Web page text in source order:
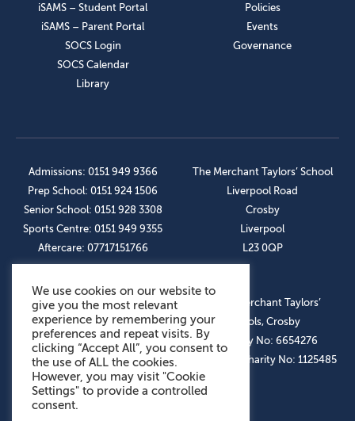
iSAMS – Student Portal
iSAMS – Parent Portal
SOCS Login
SOCS Calendar
Library
Policies
Events
Governance
Admissions: 0151 949 9366
Prep School: 0151 924 1506
Senior School: 0151 928 3308
Sports Centre: 0151 949 9355
Aftercare: 07717151766
The Merchant Taylors’ School
Liverpool Road
Crosby
Liverpool
L23 0QP
OUR SOCIAL LINKS
© The Merchant Taylors’
Schools, Crosby
Company No: 6654276
Registered Charity No: 1125485
We use cookies on our website to
give you the most relevant
experience by remembering your
preferences and repeat visits. By
clicking “Accept All”, you consent to
the use of ALL the cookies.
However, you may visit "Cookie
Settings" to provide a controlled
consent.